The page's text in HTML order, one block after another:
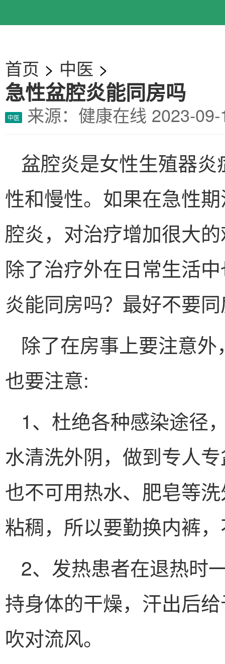
首页 > 中医 >
急性盆腔炎能同房吗
中医 来源：健康在线 2023-
盆腔炎是女性生殖器
性和慢性。如果在急性
腔炎，对治疗增加很大
除了治疗外在日常生活
炎能同房吗？最好不要
除了在房事上要注意
也要注意:
1、杜绝各种感染途径
水清洗外阴，做到专人
也不可用热水、肥皂等
粘稠，所以要勤换内裤
2、发热患者在退热时
持身体的干燥，汗出后
吹对流风。